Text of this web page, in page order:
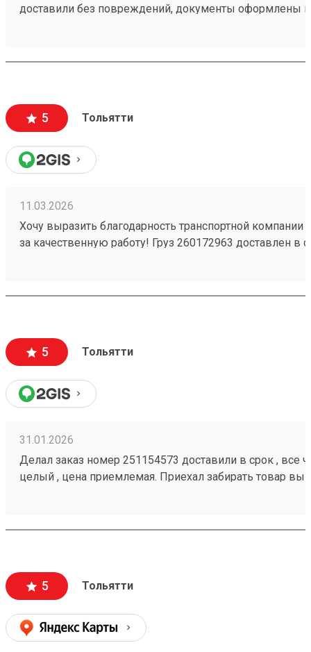
доставили без повреждений, документы оформлены
5 Тольятти
11.03.2026
Хочу выразить благодарность транспортной компании
за качественную работу! Груз 260172963 доставлен в
5 Тольятти
31.01.2026
Делал заказ номер 251154573 доставили в срок , все
целый , цена приемлемая. Приехал забирать товар
5 Тольятти